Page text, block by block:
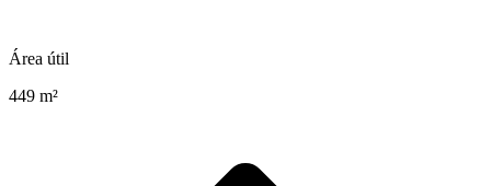
Área útil
449 m²